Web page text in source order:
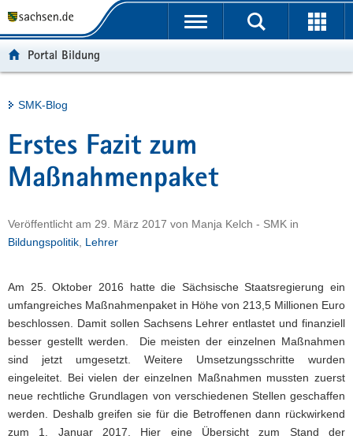
t
b
e
r
g
e
i
u
n
h
a
e
v
c
e
Portalübergreifende
Portal Bildung
Hauptinhalt
SMK-Blog
Erstes Fazit zum
Maßnahmenpaket
Veröffentlicht am 29. März 2017 von Manja Kelch - SMK in
Bildungspolitik Lehrer
Am 25. Oktober 2016 hatte die Sächsische Staatsregierung ein
umfangreiches Maßnahmenpaket in Höhe von 213,5 Millionen Euro
beschlossen. Damit sollen Sachsens Lehrer entlastet und finanziell
besser gestellt werden. Die meisten der einzelnen Maßnahmen
sind jetzt umgesetzt. Weitere Umsetzungsschritte wurden
eingeleitet. Bei vielen der einzelnen Maßnahmen mussten zuerst
neue rechtliche Grundlagen von verschiedenen Stellen geschaffen
werden. Deshalb greifen sie für die Betroffenen dann rückwirkend
zum 1. Januar 2017. Hier eine Übersicht zum Stand der